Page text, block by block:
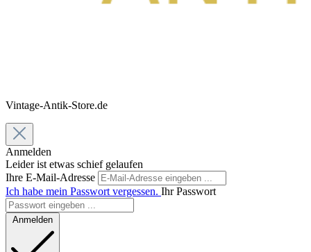
Vintage-Antik-Store.de
Anmelden
Leider ist etwas schief gelaufen
Ihre E-Mail-Adresse
Ich habe mein Passwort vergessen. Ihr Passwort
Anmelden